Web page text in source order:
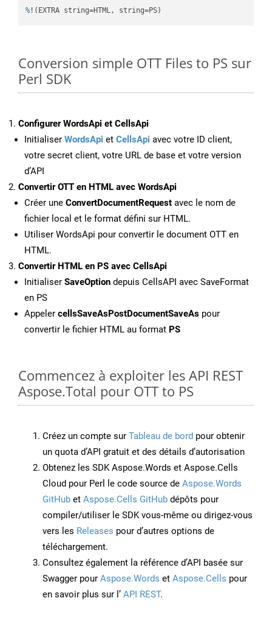
% !(EXTRA string=HTML, string=PS)
Conversion simple OTT Files to PS sur
Perl SDK
Configurer WordsApi et CellsApi
Initialiser WordsApi et CellsApi avec votre ID client,
votre secret client, votre URL de base et votre version
d’API
Convertir OTT en HTML avec WordsApi
Créer une ConvertDocumentRequest avec le nom de
fichier local et le format défini sur HTML.
Utiliser WordsApi pour convertir le document OTT en
HTML.
Convertir HTML en PS avec CellsApi
Initialiser SaveOption depuis CellsAPI avec SaveFormat
en PS
Appeler cellsSaveAsPostDocumentSaveAs pour
convertir le fichier HTML au format PS
Commencez à exploiter les API REST
Aspose.Total pour OTT to PS
Créez un compte sur Tableau de bord pour obtenir
un quota d’API gratuit et des détails d’autorisation
Obtenez les SDK Aspose.Words et Aspose.Cells
Cloud pour Perl le code source de Aspose.Words
GitHub et Aspose.Cells GitHub dépôts pour
compiler/utiliser le SDK vous-même ou dirigez-vous
vers les Releases pour d’autres options de
téléchargement.
Consultez également la référence d’API basée sur
Swagger pour Aspose.Words et Aspose.Cells pour
en savoir plus sur l’ API REST.